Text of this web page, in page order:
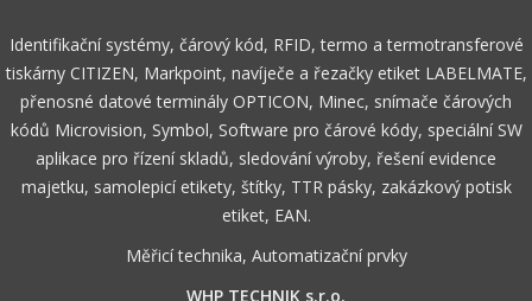
Identifikační systémy, čárový kód, RFID, termo a termotransferové
tiskárny CITIZEN, Markpoint, navíječe a řezačky etiket LABELMATE,
přenosné datové terminály OPTICON, Minec, snímače čárových
kódů Microvision, Symbol, Software pro čárové kódy, speciální SW
aplikace pro řízení skladů, sledování výroby, řešení evidence
majetku, samolepicí etikety, štítky, TTR pásky, zakázkový potisk
etiket, EAN.
Měřicí technika, Automatizační prvky
WHP TECHNIK s.r.o.